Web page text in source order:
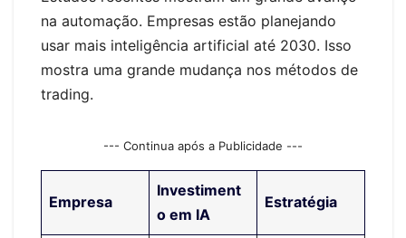
na automação. Empresas estão planejando
usar mais inteligência artificial até 2030. Isso
mostra uma grande mudança nos métodos de
trading.
--- Continua após a Publicidade ---
Empresa
Investiment
o em IA
Estratégia